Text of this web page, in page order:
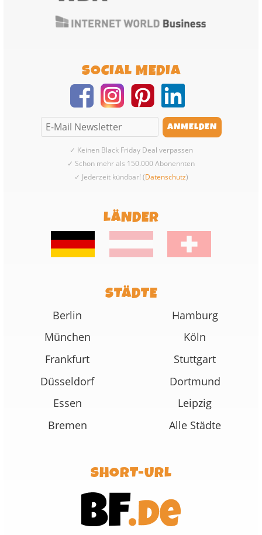
SOCIAL MEDIA
✓ Keinen Black Friday Deal verpassen
✓ Schon mehr als 150.000 Abonennten
✓ Jederzeit kündbar! (Datenschutz)
LÄNDER
STÄDTE
Berlin
Hamburg
München
Köln
Frankfurt
Stuttgart
Düsseldorf
Dortmund
Essen
Leipzig
Bremen
Alle Städte
SHORT-URL